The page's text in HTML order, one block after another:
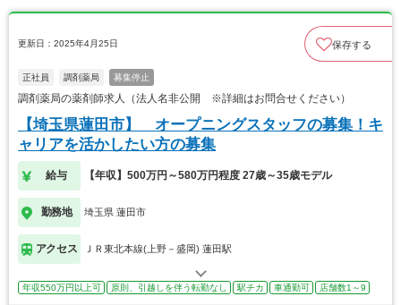
更新日：2025年4月25日 保存する
正社員 調剤薬局 募集停止
調剤薬局の薬剤師求人（法人名非公開 ※詳細はお問合せください）
【埼玉県蓮田市】 オープニングスタッフの募集！キ
ャリアを活かしたい方の募集
給与 【年収】500万円～580万円程度 27歳～35歳モデル
勤務地 埼玉県 蓮田市
アクセス ＪＲ東北本線(上野－盛岡) 蓮田駅
年収550万円以上可 原則、引越しを伴う転勤なし 駅チカ 車通勤可 店舗数1～9